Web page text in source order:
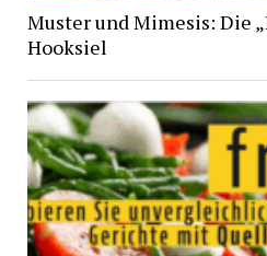
Muster und Mimesis: Die
Hooksiel